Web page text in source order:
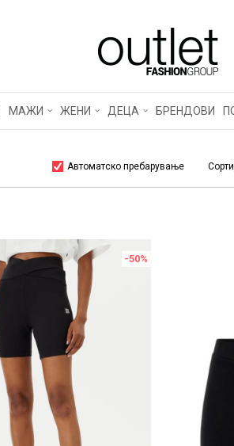
МАЖИ ЖЕНИ ДЕЦА БРЕНДОВИ
Автоматско пребарување
Uporedi
-50%